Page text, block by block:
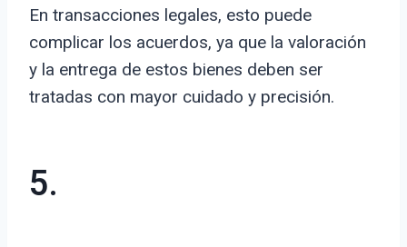
En transacciones legales, esto puede
complicar los acuerdos, ya que la valoración
y la entrega de estos bienes deben ser
tratadas con mayor cuidado y precisión.
5.